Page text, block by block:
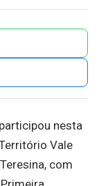
nesta
Vale
com